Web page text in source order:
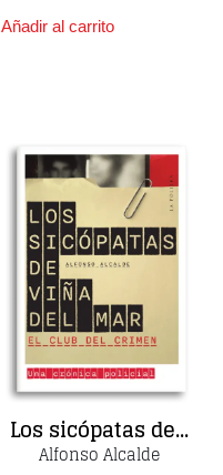
Añadir al carrito
Los sicópatas de...
Alfonso Alcalde